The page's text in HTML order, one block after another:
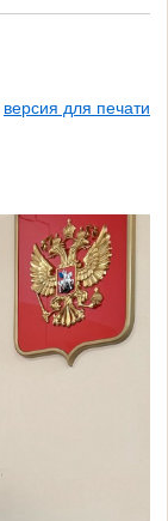
версия для печати